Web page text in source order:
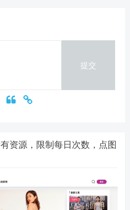
提交
资源，限制每日次数，点图